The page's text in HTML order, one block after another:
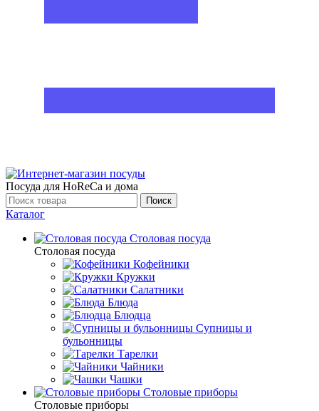
Посуда для HoReCa и дома
Поиск
Каталог
Столовая посуда
Столовая посуда
Кофейники
Кружки
Салатники
Блюда
Блюдца
Супницы и
бульонницы
Тарелки
Чайники
Чашки
Cтоловые приборы
Cтоловые приборы